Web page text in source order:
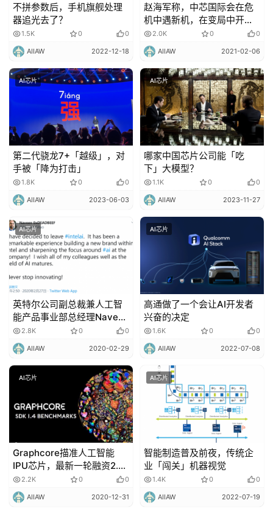
不拼参数后，手机旗舰处理
器追光去了？
1.5K 0 0
AIIAW 2022-12-18
赵海军称，中芯国际会在危
机中遇新机，在变局中开新
局！
2.0K 0 0
AIIAW 2021-02-06
AI芯片
第二代骁龙7+「越级」，对
手被「降为打击」
1.8K 0 0
AIIAW 2023-06-03
AI芯片
哪家中国芯片公司能「吃
下」大模型？
1.1K 0 0
AIIAW 2023-11-27
AI芯片
英特尔公司副总裁兼人工智
能产品事业部总经理Naveen
Rao离职！
2.8K 0 0
AIIAW 2020-02-29
AI芯片
高通做了一个会让AI开发者
兴奋的决定
1.6K 0 0
AIIAW 2022-07-08
AI芯片
Graphcore描准人工智能
IPU芯片，最新一轮融资2.22
亿美元！
2.2K 0 0
AIIAW 2020-12-31
AI芯片
智能制造普及前夜，传统企
业「闯关」机器视觉
1.4K 0 0
AIIAW 2022-07-19